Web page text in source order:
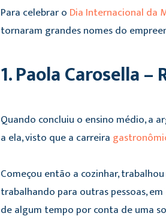
Para celebrar o Dia Internacional da
tornaram grandes nomes do
1. Paola Carosella
Quando concluiu o ensino médio, a
a ela, visto que a carreira
Começou então a cozinhar,
trabalhando para outras pessoas,
de algum tempo por conta de uma